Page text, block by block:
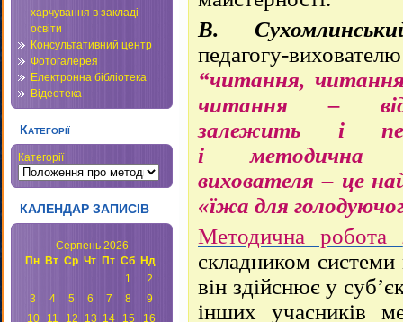
харчування в закладі
освіти
Консультативний центр
Фотогалерея
Електронна бібліотека
Відеотека
Категорії
Категорії
КАЛЕНДАР ЗАПИСІВ
Серпень 2026
Пн
Вт Ср Чт Пт Сб Нд
1
2
3
4 5 6 7 8
9
10
11 12 13 14 15
16
В.
педагогу-
“читання,
читання –
залежить і
і методична
вихователя – це
«їжа для
Методична робота
складником
він здійснює у
інших учасників